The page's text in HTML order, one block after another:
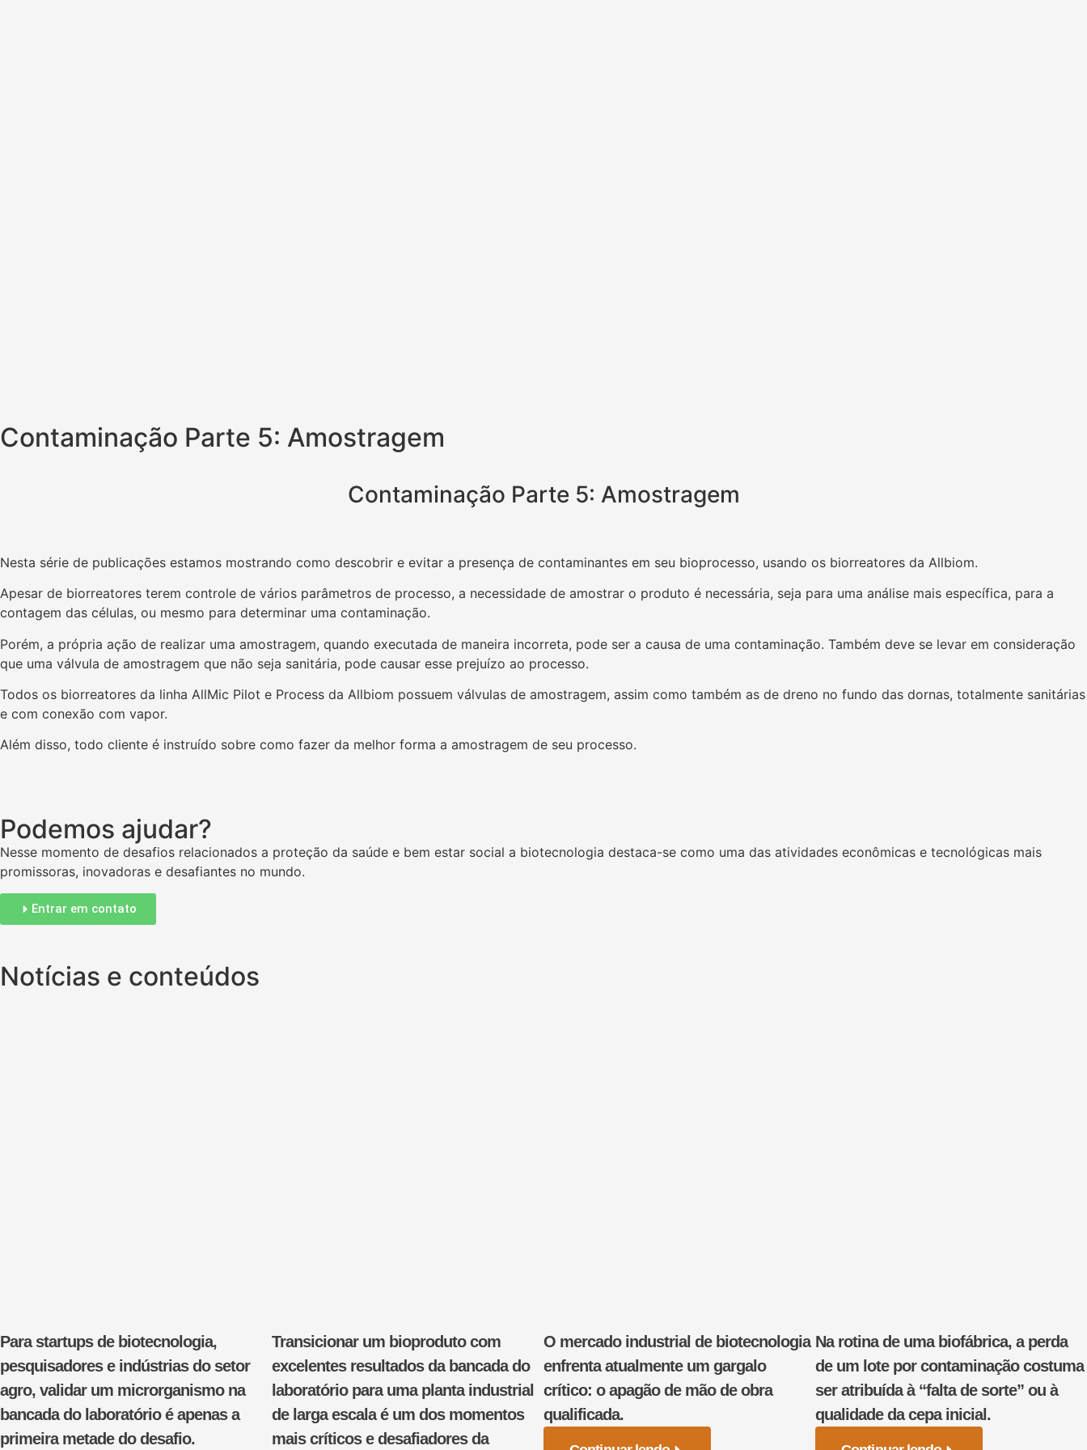
Contaminação Parte 5: Amostragem
Contaminação Parte 5: Amostragem
Nesta série de publicações estamos mostrando como descobrir e evitar a presença de contaminantes em seu bioprocesso, usando os biorreatores da Allbiom.
Apesar de biorreatores terem controle de vários parâmetros de processo, a necessidade de amostrar o produto é necessária, seja para uma análise mais específica, para a
contagem das células, ou mesmo para determinar uma contaminação.
Porém, a própria ação de realizar uma amostragem, quando executada de maneira incorreta, pode ser a causa de uma contaminação. Também deve se levar em consideração
que uma válvula de amostragem que não seja sanitária, pode causar esse prejuízo ao processo.
Todos os biorreatores da linha AllMic Pilot e Process da Allbiom possuem válvulas de amostragem, assim como também as de dreno no fundo das dornas, totalmente sanitárias
e com conexão com vapor.
Além disso, todo cliente é instruído sobre como fazer da melhor forma a amostragem de seu processo.
Podemos ajudar?
Nesse momento de desafios relacionados a proteção da saúde e bem estar social a biotecnologia destaca-se como uma das atividades econômicas e tecnológicas mais
promissoras, inovadoras e desafiantes no mundo.
Entrar em contato
Notícias e conteúdos
Para startups de biotecnologia,
pesquisadores e indústrias do setor
agro, validar um microrganismo na
bancada do laboratório é apenas a
primeira metade do desafio.
Transicionar um bioproduto com
excelentes resultados da bancada do
laboratório para uma planta industrial
de larga escala é um dos momentos
mais críticos e desafiadores da
O mercado industrial de biotecnologia
enfrenta atualmente um gargalo
crítico: o apagão de mão de obra
qualificada.
Na rotina de uma biofábrica, a perda
de um lote por contaminação costuma
ser atribuída à “falta de sorte” ou à
qualidade da cepa inicial.